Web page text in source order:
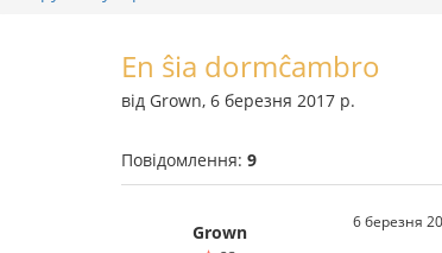
En ŝia dormĉambro
від Grown, 6 березня 2017 р.
Повідомлення: 9
Grown 6 березня